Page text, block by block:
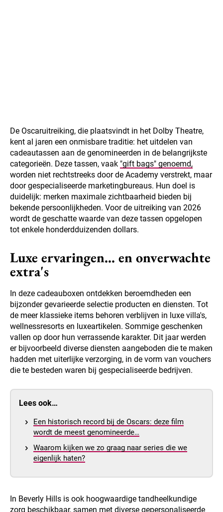
De Oscaruitreiking, die plaatsvindt in het Dolby Theatre,
kent al jaren een onmisbare traditie: het uitdelen van
cadeautassen aan de genomineerden in de belangrijkste
categorieën. Deze tassen, vaak "gift bags" genoemd,
worden niet rechtstreeks door de Academy verstrekt, maar
door gespecialiseerde marketingbureaus. Hun doel is
duidelijk: merken maximale zichtbaarheid bieden bij
bekende persoonlijkheden. Voor de uitreiking van 2026
wordt de geschatte waarde van deze tassen opgelopen
tot enkele honderdduizenden dollars.
Luxe ervaringen... en onverwachte
extra's
In deze cadeauboxen ontdekken beroemdheden een
bijzonder gevarieerde selectie producten en diensten. Tot
de meer klassieke items behoren verblijven in luxe villa's,
wellnessresorts en luxeartikelen. Sommige geschenken
vallen op door hun verrassende karakter. Dit jaar werden
er bijvoorbeeld diverse diensten aangeboden die te maken
hadden met uiterlijke verzorging, in de vorm van vouchers
die te besteden waren bij gespecialiseerde bedrijven.
Lees ook…
Een historisch record bij de Oscars: deze film
wordt de meest genomineerde…
Waarom kijken we zo graag naar series die we
eigenlijk haten?
In Beverly Hills is ook hoogwaardige tandheelkundige
zorg beschikbaar, samen met diverse gepersonaliseerde